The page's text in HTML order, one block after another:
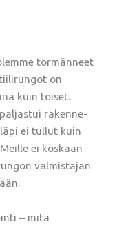
törmänneet
on
kuin toiset.
rakenne-
ei tullut kuin
ei koskaan
valmistajan
– mitä